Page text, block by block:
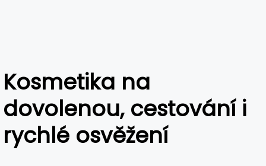
Kosmetika na
dovolenou, cestování i
rychlé osvěžení